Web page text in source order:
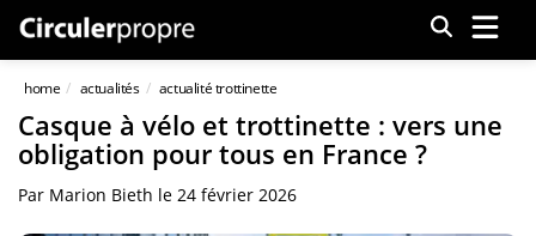
Menu
home actualités actualité trottinette
Casque à vélo et trottinette : vers une
obligation pour tous en France ?
Par Marion Bieth le 24 février 2026